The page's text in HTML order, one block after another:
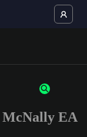
numbers
EA